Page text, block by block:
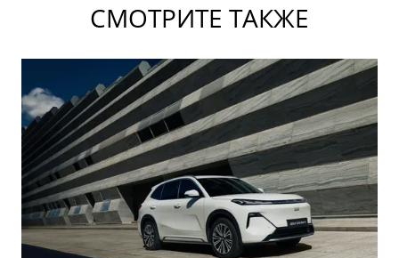
СМОТРИТЕ ТАКЖЕ